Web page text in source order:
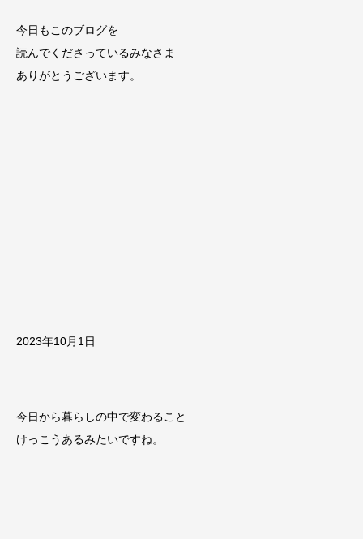
今日もこのブログを
読んでくださっているみなさま
ありがとうございます。
2023年10月1日
今日から暮らしの中で変わること
けっこうあるみたいですね。